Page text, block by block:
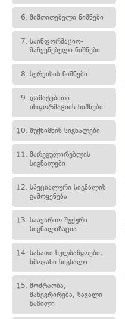
6. მიმთითებელი ნიშნები
7. საინფორმაციო-
მაჩვენებელი ნიშნები
8. სერვისის ნიშნები
9. დამატებითი
ინფორმაციის ნიშნები
10. შუქნიშნის სიგნალები
11. მარეგულირებლის
სიგნალები
12. სპეციალური სიგნალის
გამოყენება
13. საავარიო შუქური
სიგნალიზაცია
14. სანათი ხელსაწყოები,
ხმოვანი სიგნალი
15. მოძრაობა,
მანევრირება, სავალი
ნაწილი